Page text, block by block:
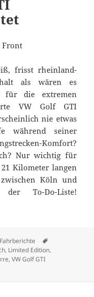
frisst rheinland-
als wären es
für die extremen
VW Golf GTI
nie etwas
während seiner
Komfort?
Nur wichtig für
Kilometer langen
Köln und
To-Do-Liste!
Kategorien
Fahrberichte
, Limited Edition,
,VW Golf GTI